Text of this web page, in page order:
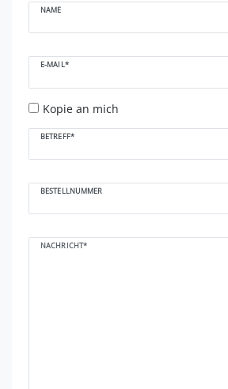
NAME
E-MAIL*
Kopie an mich
BETREFF*
BESTELLNUMMER
NACHRICHT*
Ceres::Template.mailFormHoneypotLabel